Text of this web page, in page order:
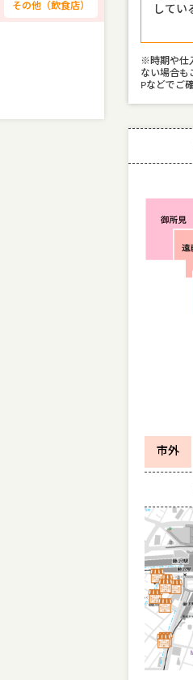
その他（飲食店）
してい
※時期や仕
ない場合も
Pなどでご
市外